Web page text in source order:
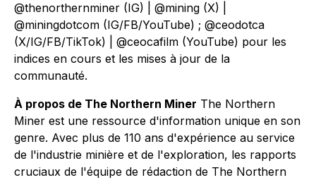
@thenorthernminer (IG) | @mining (X) |
@miningdotcom (IG/FB/YouTube) ; @ceodotca
(X/IG/FB/TikTok) | @ceocafilm (YouTube) pour les
indices en cours et les mises à jour de la
communauté.
À propos de The Northern Miner The Northern
Miner est une ressource d'information unique en son
genre. Avec plus de 110 ans d'expérience au service
de l'industrie minière et de l'exploration, les rapports
cruciaux de l'équipe de rédaction de The Northern